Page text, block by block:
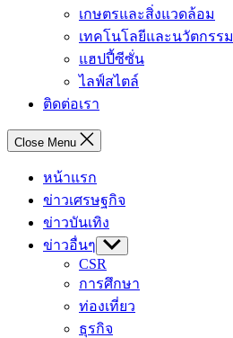
เกษตรและสิ่งแวดล้อม
เทคโนโลยีและนวัตกรรม
แฮปปี้ซีซั่น
ไลฟ์สไตล์
ติดต่อเรา
Close Menu
หน้าแรก
ข่าวเศรษฐกิจ
ข่าวบันเทิง
ข่าวอื่นๆ Show
sub
menu
CSR
การศึกษา
ท่องเที่ยว
ธุรกิจ